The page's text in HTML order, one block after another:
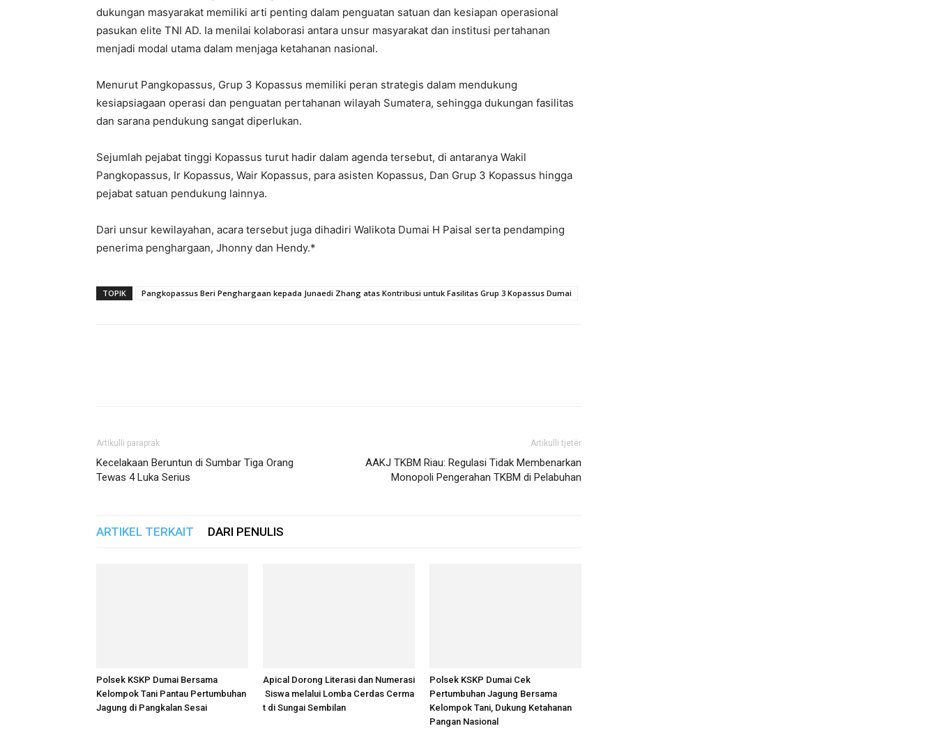
dukungan masyarakat memiliki arti penting dalam penguatan satuan dan kesiapan operasional
pasukan elite TNI AD. Ia menilai kolaborasi antara unsur masyarakat dan institusi pertahanan
menjadi modal utama dalam menjaga ketahanan nasional.
Menurut Pangkopassus, Grup 3 Kopassus memiliki peran strategis dalam mendukung
kesiapsiagaan operasi dan penguatan pertahanan wilayah Sumatera, sehingga dukungan fasilitas
dan sarana pendukung sangat diperlukan.
Sejumlah pejabat tinggi Kopassus turut hadir dalam agenda tersebut, di antaranya Wakil
Pangkopassus, Ir Kopassus, Wair Kopassus, para asisten Kopassus, Dan Grup 3 Kopassus hingga
pejabat satuan pendukung lainnya.
Dari unsur kewilayahan, acara tersebut juga dihadiri Walikota Dumai H Paisal serta pendamping
penerima penghargaan, Jhonny dan Hendy.*
TOPIK Pangkopassus Beri Penghargaan kepada Junaedi Zhang atas Kontribusi untuk Fasilitas Grup 3 Kopassus Dumai
Artikulli paraprak
Kecelakaan Beruntun di Sumbar Tiga Orang
Tewas 4 Luka Serius
Artikulli tjetër
AAKJ TKBM Riau: Regulasi Tidak Membenarkan
Monopoli Pengerahan TKBM di Pelabuhan
ARTIKEL TERKAIT DARI PENULIS
Polsek KSKP Dumai Bersama
Kelompok Tani Pantau Pertumbuhan
Jagung di Pangkalan Sesai
Apical Dorong Literasi dan Numerasi
Siswa melalui Lomba Cerdas Cerma
t di Sungai Sembilan
Polsek KSKP Dumai Cek
Pertumbuhan Jagung Bersama
Kelompok Tani, Dukung Ketahanan
Pangan Nasional